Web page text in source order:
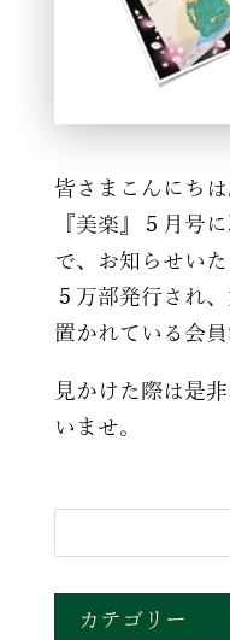
皆さまこんにち
『美楽』５月号
で、お知らせい
５万部発行され
置かれている会
見かけた際は是
いませ。
カテゴリー